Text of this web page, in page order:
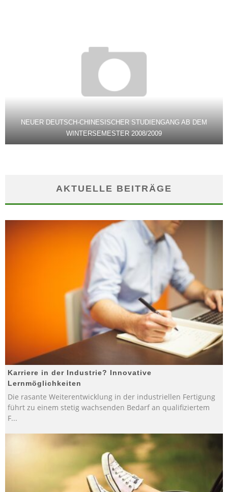
NEUER DEUTSCH-CHINESISCHER STUDIENGANG AB DEM
WINTERSEMESTER 2008/2009
AKTUELLE BEITRÄGE
Karriere in der Industrie? Innovative
Lernmöglichkeiten
Die rasante Weiterentwicklung in der industriellen Fertigung
führt zu einem stetig wachsenden Bedarf an qualifiziertem
F...